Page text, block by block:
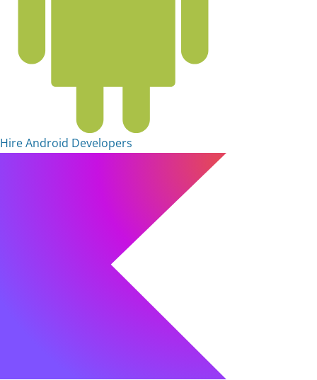
Hire Android Developers